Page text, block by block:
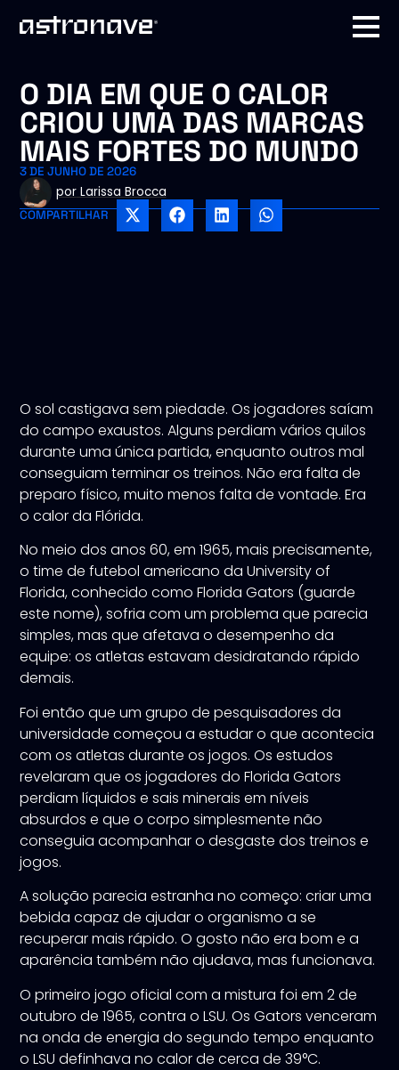
O DIA EM QUE O CALOR
CRIOU UMA DAS MARCAS
MAIS FORTES DO MUNDO
3 DE JUNHO DE 2026
porLarissa Brocca
COMPARTILHAR
O sol castigava sem piedade. Os jogadores saíam
do campo exaustos. Alguns perdiam vários quilos
durante uma única partida, enquanto outros mal
conseguiam terminar os treinos. Não era falta de
preparo físico, muito menos falta de vontade. Era
o calor da Flórida.
No meio dos anos 60, em 1965, mais precisamente,
o time de futebol americano da University of
Florida, conhecido como Florida Gators (guarde
este nome), sofria com um problema que parecia
simples, mas que afetava o desempenho da
equipe: os atletas estavam desidratando rápido
demais.
Foi então que um grupo de pesquisadores da
universidade começou a estudar o que acontecia
com os atletas durante os jogos. Os estudos
revelaram que os jogadores do Florida Gators
perdiam líquidos e sais minerais em níveis
absurdos e que o corpo simplesmente não
conseguia acompanhar o desgaste dos treinos e
jogos.
A solução parecia estranha no começo: criar uma
bebida capaz de ajudar o organismo a se
recuperar mais rápido. O gosto não era bom e a
aparência também não ajudava, mas funcionava.
O primeiro jogo oficial com a mistura foi em 2 de
outubro de 1965, contra o LSU. Os Gators venceram
na onda de energia do segundo tempo enquanto
o LSU definhava no calor de cerca de 39°C.